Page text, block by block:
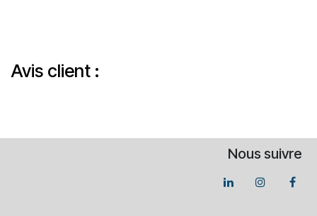
Avis client :
Nous suivre